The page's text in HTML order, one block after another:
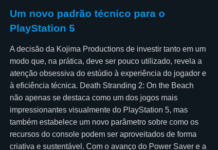
Um novo padrão técnico para o
PlayStation 5
A decisão da Kojima Productions de investir tanto em um
modo que, na prática, deve ser pouco utilizado, revela a
atenção obsessiva do estúdio à experiência do jogador e
à eficiência técnica. Death Stranding 2: On the Beach
não apenas se destaca como um dos jogos mais
impressionantes visualmente do PlayStation 5, mas
também estabelece um novo parâmetro sobre como os
recursos do console podem ser aproveitados de forma
criativa e sustentável. Com o avanço do Power Saver e a